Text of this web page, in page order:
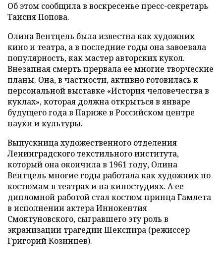
Об этом сообщила в воскресенье пресс-секретарь
Таисия Попова.
Олина Вентцель была известна как художник
кино и театра, а в последние годы она завоевала
популярность, как мастер авторских кукол.
Внезапная смерть прервала ее многие творческие
планы. Она, в частности, активно готовилась к
персональной выставке «История человечества в
куклах», которая должна открыться в январе
будущего года в Париже в Российском центре
науки и культуры.
Выпускница художественного отделения
Ленинградского текстильного института,
который она окончила в 1961 году, Олина
Вентцель многие годы работала как художник по
костюмам в театрах и на киностудиях. А ее
дипломной работой стал костюм принца Гамлета
в исполнении актера Иннокентия
Смоктуновского, сыгравшего эту роль в
экранизации трагедии Шекспира (режиссер
Григорий Козинцев).